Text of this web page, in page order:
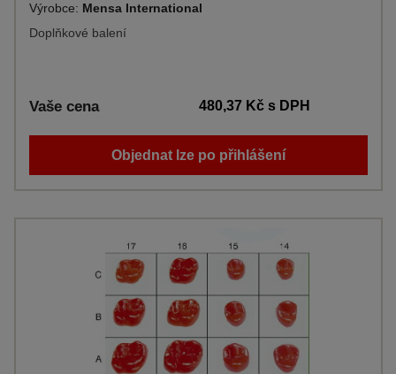
Výrobce: Mensa International
Doplňkové balení
Vaše cena 480,37 Kčs DPH
Objednat lze po přihlášení